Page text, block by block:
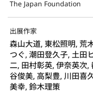
The Japan Foundation
出展作家
森山大道, 東松照明, 荒
つぐ, 潮田登久子, 土田
二, 田村彰英, 伊奈英次
谷俊美, 高梨豊, 川田喜
美幸, 鈴木理策